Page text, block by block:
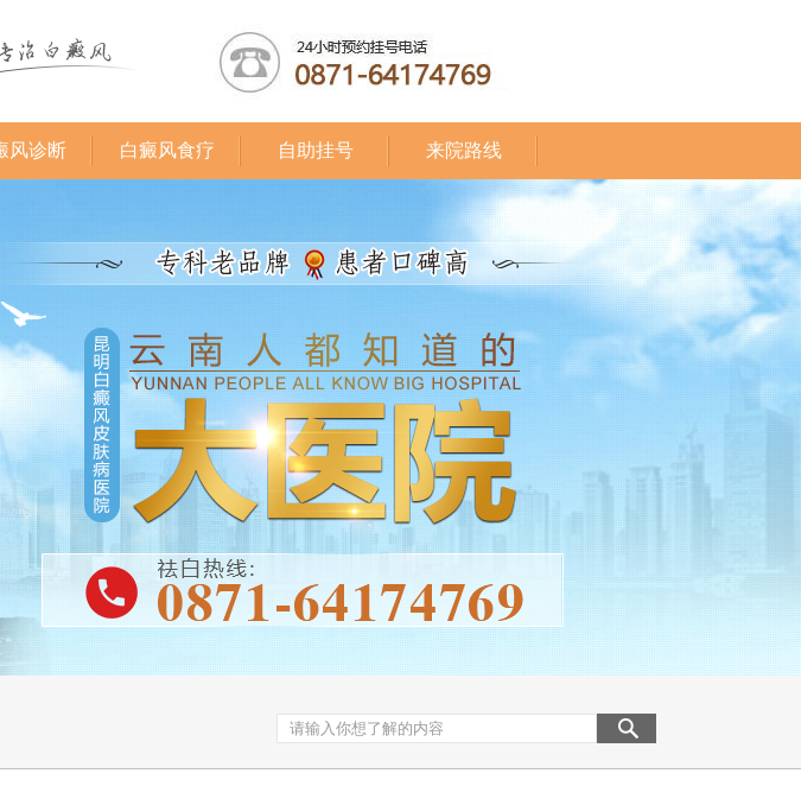
风诊断 白癜风食疗 自助挂号 来院路线